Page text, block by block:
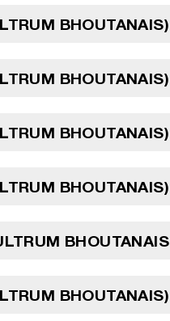
BHOUTANAIS)
BHOUTANAIS)
BHOUTANAIS)
BHOUTANAIS)
BHOUTANAIS
BHOUTANAIS)